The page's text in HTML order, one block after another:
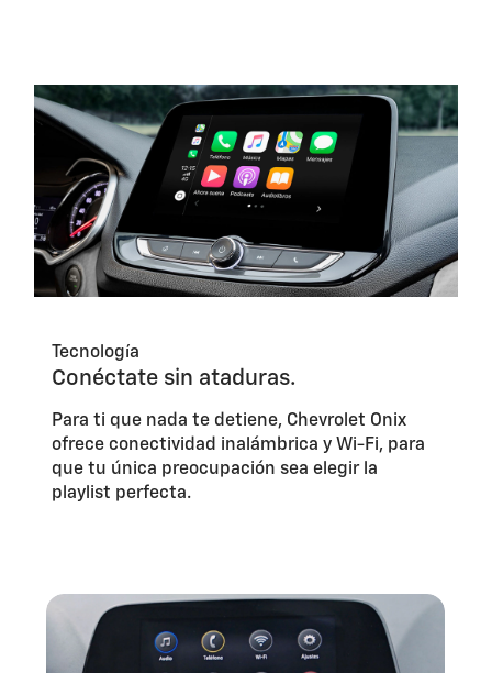
Tecnología
Conéctate sin ataduras.
Para ti que nada te detiene, Chevrolet Onix
ofrece conectividad inalámbrica y Wi-Fi, para
que tu única preocupación sea elegir la
playlist perfecta.